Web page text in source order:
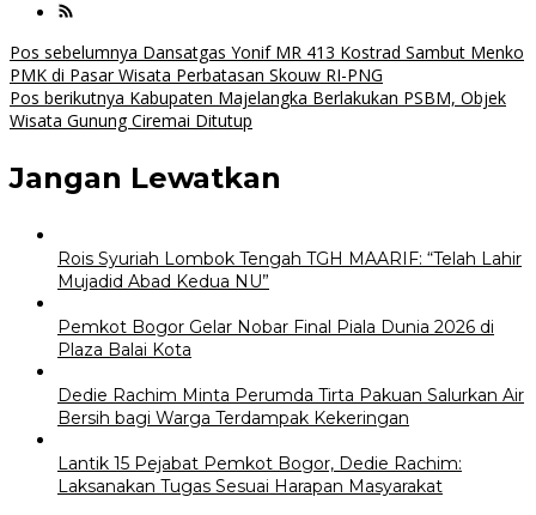
Navigasi
pos
Pos sebelumnya Dansatgas Yonif MR 413 Kostrad Sambut Menko
PMK di Pasar Wisata Perbatasan Skouw RI-PNG
Pos berikutnya Kabupaten Majelangka Berlakukan PSBM, Objek
Wisata Gunung Ciremai Ditutup
Jangan Lewatkan
Rois Syuriah Lombok Tengah TGH MAARIF: “Telah Lahir
Mujadid Abad Kedua NU”
Pemkot Bogor Gelar Nobar Final Piala Dunia 2026 di
Plaza Balai Kota
Dedie Rachim Minta Perumda Tirta Pakuan Salurkan Air
Bersih bagi Warga Terdampak Kekeringan
Lantik 15 Pejabat Pemkot Bogor, Dedie Rachim:
Laksanakan Tugas Sesuai Harapan Masyarakat